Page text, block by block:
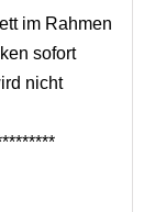
im Rahmen
sofort
nicht